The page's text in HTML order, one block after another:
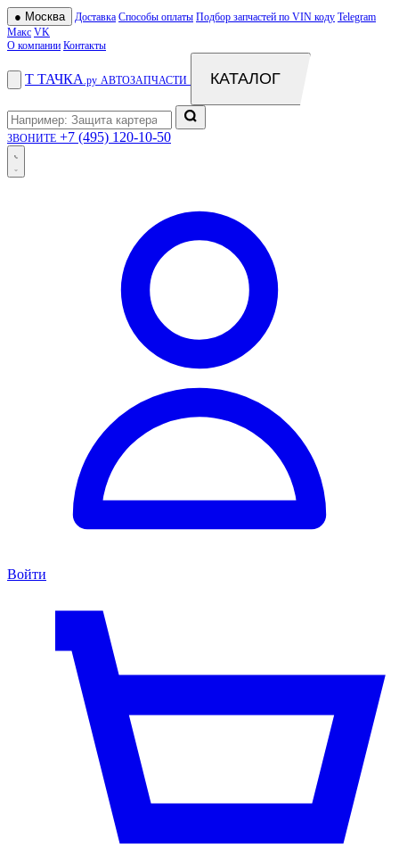
● Москва Доставка Способы оплаты Подбор запчастей по VIN коду Telegram
Макс VK
О компании Контакты
Т ТАЧКА .ру АВТОЗАПЧАСТИ КАТАЛОГ
ЗВОНИТЕ +7 (495) 120-10-50
Войти